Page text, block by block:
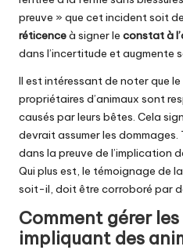
preuve » que cet incident soit
réticenceà signer le constat à
dans l’incertitude et augmente
Il est intéressant de noter que
propriétaires d’animaux sont
causés par leurs bêtes. Cela
devrait assumer les
dans la preuve de l’implication
Qui plus est, le témoignage de
soit-il, doit être corroboré par
Comment gérer
impliquant des